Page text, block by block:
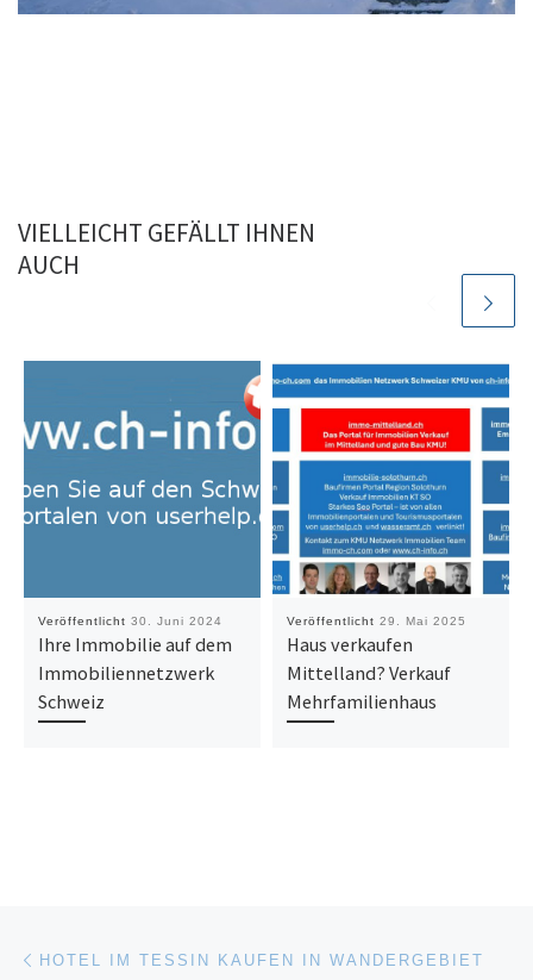
VIELLEICHT GEFÄLLT IHNEN
AUCH
Veröffentlicht 30. Juni 2024
Ihre Immobilie auf dem
Immobiliennetzwerk
Schweiz
Veröffentlicht 29. Mai 2025
Haus verkaufen
Mittelland? Verkauf
Mehrfamilienhaus
Beitragsnavigation
HOTEL IM TESSIN KAUFEN IN WANDERGEBIET